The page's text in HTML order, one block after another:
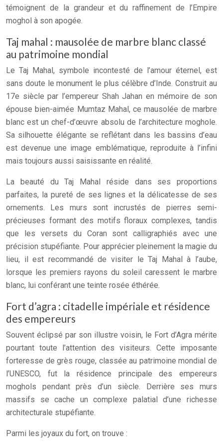
témoignent de la grandeur et du raffinement de l’Empire
moghol à son apogée.
Taj mahal : mausolée de marbre blanc classé
au patrimoine mondial
Le Taj Mahal, symbole incontesté de l’amour éternel, est
sans doute le monument le plus célèbre d’Inde. Construit au
17e siècle par l’empereur Shah Jahan en mémoire de son
épouse bien-aimée Mumtaz Mahal, ce mausolée de marbre
blanc est un chef-d’œuvre absolu de l’architecture moghole.
Sa silhouette élégante se reflétant dans les bassins d’eau
est devenue une image emblématique, reproduite à l’infini
mais toujours aussi saisissante en réalité.
La beauté du Taj Mahal réside dans ses proportions
parfaites, la pureté de ses lignes et la délicatesse de ses
ornements. Les murs sont incrustés de pierres semi-
précieuses formant des motifs floraux complexes, tandis
que les versets du Coran sont calligraphiés avec une
précision stupéfiante. Pour apprécier pleinement la magie du
lieu, il est recommandé de visiter le Taj Mahal à l’aube,
lorsque les premiers rayons du soleil caressent le marbre
blanc, lui conférant une teinte rosée éthérée.
Fort d’agra : citadelle impériale et résidence
des empereurs
Souvent éclipsé par son illustre voisin, le Fort d’Agra mérite
pourtant toute l’attention des visiteurs. Cette imposante
forteresse de grès rouge, classée au patrimoine mondial de
l’UNESCO, fut la résidence principale des empereurs
moghols pendant près d’un siècle. Derrière ses murs
massifs se cache un complexe palatial d’une richesse
architecturale stupéfiante.
Parmi les joyaux du fort, on trouve :